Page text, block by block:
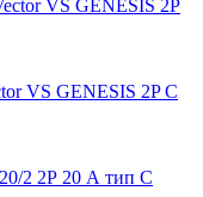
VS GENESIS 2P C